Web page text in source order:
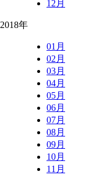
12月
2018年
01月
02月
03月
04月
05月
06月
07月
08月
09月
10月
11月